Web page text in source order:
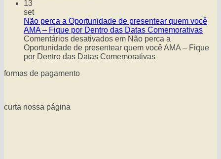
13
set
Não perca a Oportunidade de presentear quem você
AMA – Fique por Dentro das Datas Comemorativas
Comentários desativados em Não perca a
Oportunidade de presentear quem você AMA – Fique
por Dentro das Datas Comemorativas
formas de pagamento
curta nossa página